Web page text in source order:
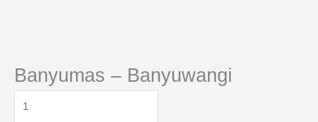
Banyumas – Banyuwangi